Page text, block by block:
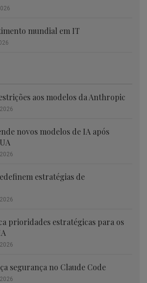
mundial em IT
aos modelos da Anthropic
novos modelos de IA após
estratégias de
prioridades estratégicas para os
segurança no Claude Code